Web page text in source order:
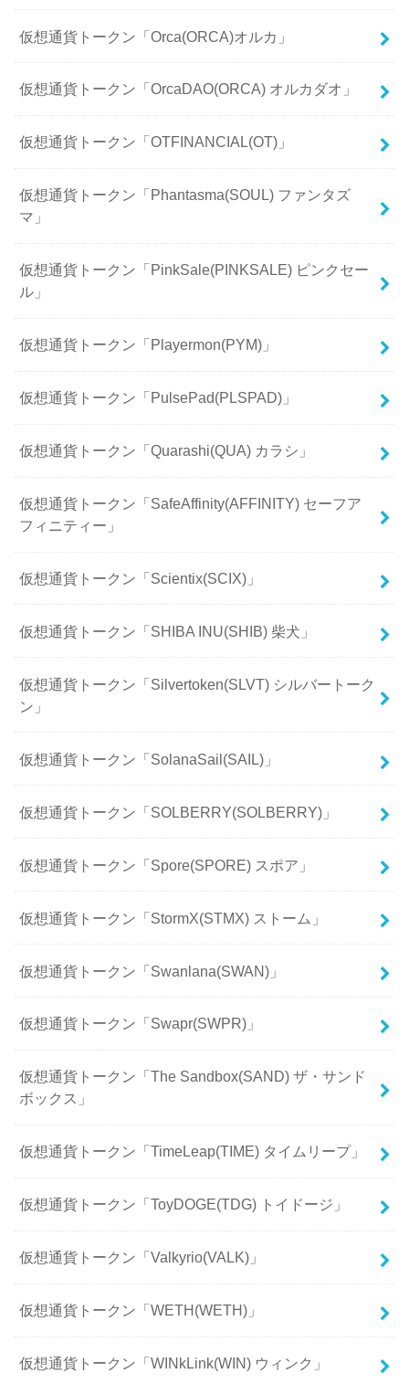
仮想通貨トークン「Orca(ORCA)オルカ」
仮想通貨トークン「OrcaDAO(ORCA) オルカダオ」
仮想通貨トークン「OTFINANCIAL(OT)」
仮想通貨トークン「Phantasma(SOUL) ファンタズ
マ」
仮想通貨トークン「PinkSale(PINKSALE) ピンクセー
ル」
仮想通貨トークン「Playermon(PYM)」
仮想通貨トークン「PulsePad(PLSPAD)」
仮想通貨トークン「Quarashi(QUA) カラシ」
仮想通貨トークン「SafeAffinity(AFFINITY) セーフア
フィニティー」
仮想通貨トークン「Scientix(SCIX)」
仮想通貨トークン「SHIBA INU(SHIB) 柴犬」
仮想通貨トークン「Silvertoken(SLVT) シルバートーク
ン」
仮想通貨トークン「SolanaSail(SAIL)」
仮想通貨トークン「SOLBERRY(SOLBERRY)」
仮想通貨トークン「Spore(SPORE) スポア」
仮想通貨トークン「StormX(STMX) ストーム」
仮想通貨トークン「Swanlana(SWAN)」
仮想通貨トークン「Swapr(SWPR)」
仮想通貨トークン「The Sandbox(SAND) ザ・サンド
ボックス」
仮想通貨トークン「TimeLeap(TIME) タイムリープ」
仮想通貨トークン「ToyDOGE(TDG) トイドージ」
仮想通貨トークン「Valkyrio(VALK)」
仮想通貨トークン「WETH(WETH)」
仮想通貨トークン「WINkLink(WIN) ウィンク」